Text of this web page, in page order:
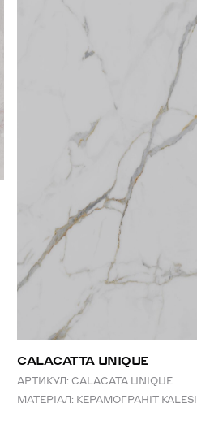
СALACATTA UNIQUE
АРТИКУЛ: CALACATA UNIQUE
МАТЕРІАЛ: КЕРАМОГРАНІТ